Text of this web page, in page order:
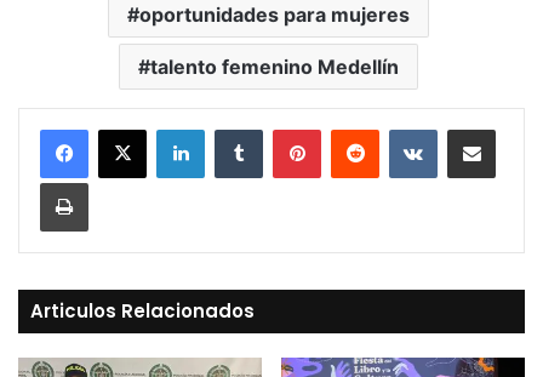
oportunidades para mujeres
talento femenino Medellín
LinkedInTumblr PinterestReddit VKontakteCompartir vía Mail
Print
Articulos Relacionados